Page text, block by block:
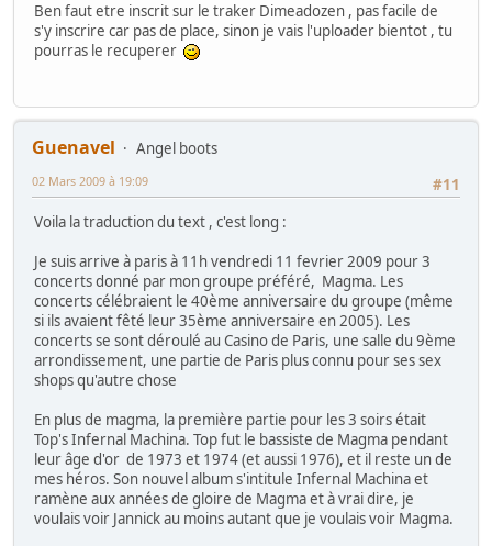
Ben faut etre inscrit sur le traker Dimeadozen , pas facile de
s'y inscrire car pas de place, sinon je vais l'uploader bientot , tu
pourras le recuperer
Guenavel
Angel boots
#11
02 Mars 2009 à 19:09
Voila la traduction du text , c'est long :
Je suis arrive à paris à 11h vendredi 11 fevrier 2009 pour 3
concerts donné par mon groupe préféré, Magma. Les
concerts célébraient le 40ème anniversaire du groupe (même
si ils avaient fêté leur 35ème anniversaire en 2005). Les
concerts se sont déroulé au Casino de Paris, une salle du 9ème
arrondissement, une partie de Paris plus connu pour ses sex
shops qu'autre chose
En plus de magma, la première partie pour les 3 soirs était
Top's Infernal Machina. Top fut le bassiste de Magma pendant
leur âge d'or de 1973 et 1974 (et aussi 1976), et il reste un de
mes héros. Son nouvel album s'intitule Infernal Machina et
ramène aux années de gloire de Magma et à vrai dire, je
voulais voir Jannick au moins autant que je voulais voir Magma.